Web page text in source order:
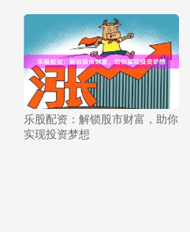
乐股配资：解锁股市财富，助你
实现投资梦想